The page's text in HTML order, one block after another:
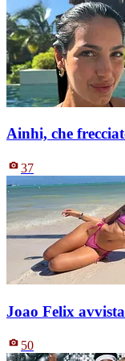
Ainhi, che
37
Joao Felix
50